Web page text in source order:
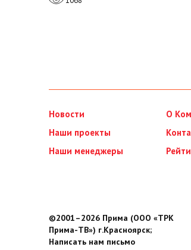
Новости
Наши проекты
Наши менеджеры
О
©2001–2026 Прима (ООО «ТРК
Прима-ТВ») г.Красноярск;
Написать нам письмо